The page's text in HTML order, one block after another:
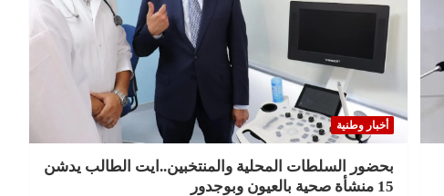
أخبار وطنية
بحضور السلطات المحلية والمنتخبين..ايت الطالب يدشن
15 منشأة صحية بالعيون وبوجدور